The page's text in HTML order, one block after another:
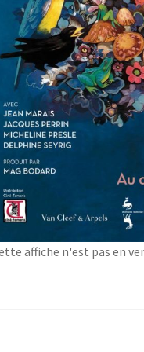
affiche n'est pas en